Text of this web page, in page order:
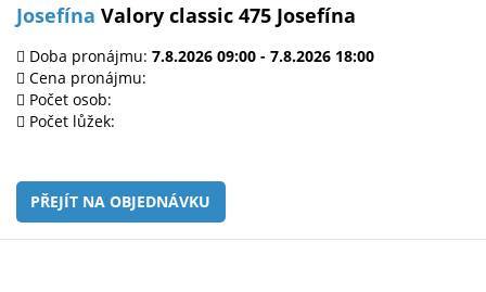
Josefína Valory classic 475 Josefína
Doba pronájmu: 7.8.2026 09:00 - 7.8.2026 18:00
Cena pronájmu:
Počet osob:
Počet lůžek:
PŘEJÍT NA OBJEDNÁVKU